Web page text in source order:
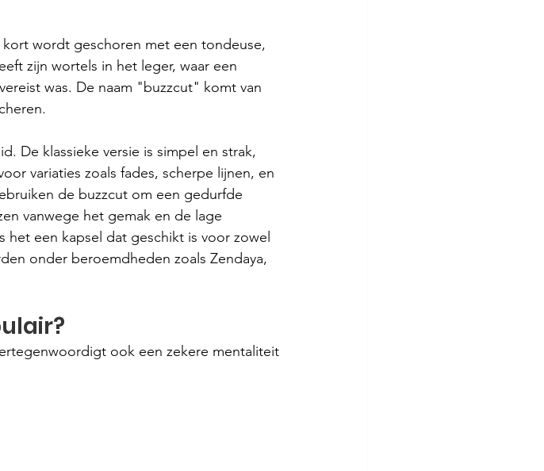
wordt geschoren met een tondeuse,
zijn wortels in het leger, waar een
was. De naam "buzzcut" komt van
De klassieke versie is simpel en strak,
variaties zoals fades, scherpe lijnen, en
de buzzcut om een gedurfde
vanwege het gemak en de lage
een kapsel dat geschikt is voor zowel
onder beroemdheden zoals Zendaya,
ook een zekere mentaliteit